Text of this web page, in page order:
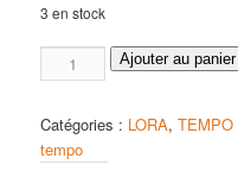
3 en stock
quantité
de
TempoView
V2
Ajouter au panier
Catégories : LORA,TEMPO
tempo